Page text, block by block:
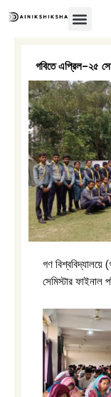
to
গবিতে এপ্রিল–২৫
গণ বিশ্ববিদ্যালয়ে
সেমিস্টার ফাইনাল